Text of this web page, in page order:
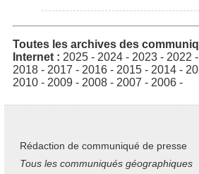
Toutes les archives des
Internet : 2025 - 2024 - 2023 - 2022 -
2018 - 2017 - 2016 - 2015 - 2014 -
2010 - 2009 - 2008 - 2007 - 2006 -
Rédaction de communiqué de presse
Tous les communiqués géographiques